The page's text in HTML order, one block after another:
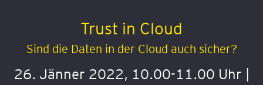
Trust in Cloud
Sind die Daten in der Cloud auch sicher?
26. Jänner 2022, 10.00-11.00 Uhr |